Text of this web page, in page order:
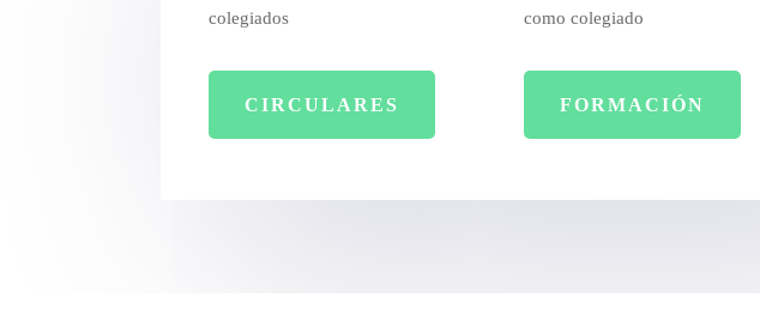
colegiados
CIRCULARES
como colegiado
FORMACIÓN